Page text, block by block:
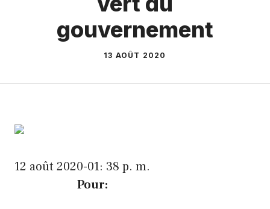
gouvernement
13 AOÛT 2020
12 août 2020-01: 38 p. m.
Pour: